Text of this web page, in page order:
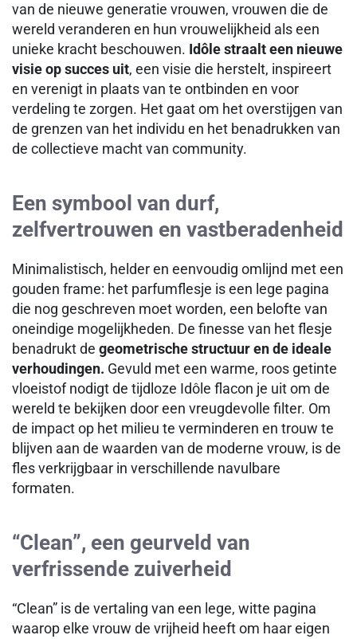
van de nieuwe generatie vrouwen, vrouwen die de
wereld veranderen en hun vrouwelijkheid als een
unieke kracht beschouwen. Idôle straalt een nieuwe
visie op succes uit, een visie die herstelt, inspireert
en verenigt in plaats van te ontbinden en voor
verdeling te zorgen. Het gaat om het overstijgen van
de grenzen van het individu en het benadrukken van
de collectieve macht van community.
Een symbool van durf,
zelfvertrouwen en vastberadenheid
Minimalistisch, helder en eenvoudig omlijnd met een
gouden frame: het parfumflesje is een lege pagina
die nog geschreven moet worden, een belofte van
oneindige mogelijkheden. De finesse van het flesje
benadrukt de geometrische structuur en de ideale
verhoudingen. Gevuld met een warme, roos getinte
vloeistof nodigt de tijdloze Idôle flacon je uit om de
wereld te bekijken door een vreugdevolle filter. Om
de impact op het milieu te verminderen en trouw te
blijven aan de waarden van de moderne vrouw, is de
fles verkrijgbaar in verschillende navulbare
formaten.
“Clean”, een geurveld van
verfrissende zuiverheid
“Clean” is de vertaling van een lege, witte pagina
waarop elke vrouw de vrijheid heeft om haar eigen